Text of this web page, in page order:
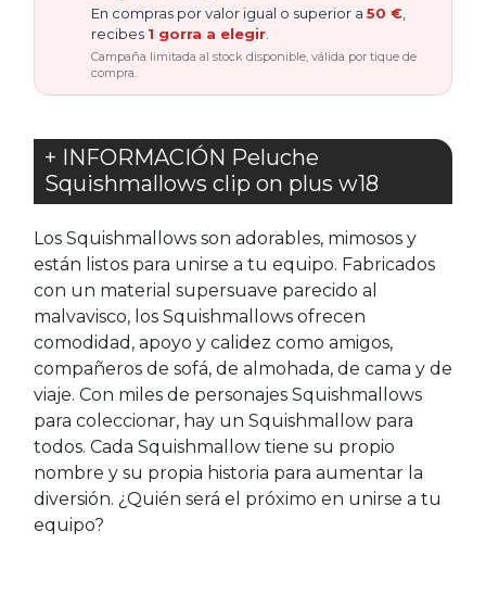
En compras por valor igual o superior a 50 €
recibes 1 gorra a elegir
Campaña limitada al stock disponible, válida por tique de
compra.
+ INFORMACIÓN Peluche
Squishmallows clip on plus w18
Los Squishmallows son adorables, mimosos y
están listos para unirse a tu equipo. Fabricados
con un material supersuave parecido al
malvavisco, los Squishmallows ofrecen
comodidad, apoyo y calidez como amigos,
compañeros de sofá, de almohada, de cama y de
viaje. Con miles de personajes Squishmallows
para coleccionar, hay un Squishmallow para
todos. Cada Squishmallow tiene su propio
nombre y su propia historia para aumentar la
diversión. ¿Quién será el próximo en unirse a tu
equipo?